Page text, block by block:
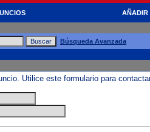
AÑADIR
Búsqueda Avanzada
Utilice este formulario para